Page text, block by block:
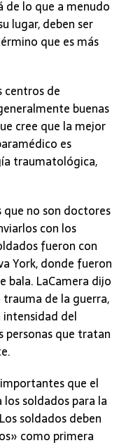
de lo que a menudo
lugar, deben ser
que es más
centros de
buenas
cree que la mejor
es
traumatológica,
que no son doctores
con los
fueron con
York, donde fueron
bala. LaCamera dijo
de la guerra,
intensidad del
personas que tratan
que el
soldados para la
soldados deben
como primera